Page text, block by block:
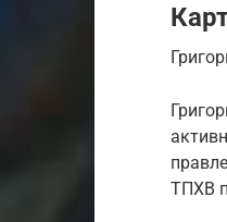
ТПХВ